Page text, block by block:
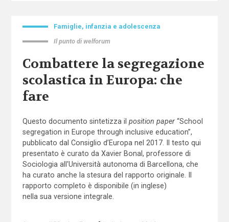
Famiglie, infanzia e adolescenza
Il punto di welforum
Combattere la segregazione
scolastica in Europa: che
fare
Questo documento sintetizza il position paper“School
segregation in Europe through inclusive education”,
pubblicato dal Consiglio d’Europa nel 2017. Il testo qui
presentato è curato da Xavier Bonal, professore di
Sociologia all'Università autonoma di Barcellona, che
ha curato anche la stesura del rapporto originale. Il
rapporto completo è disponibile (in inglese)
nella sua versione integrale